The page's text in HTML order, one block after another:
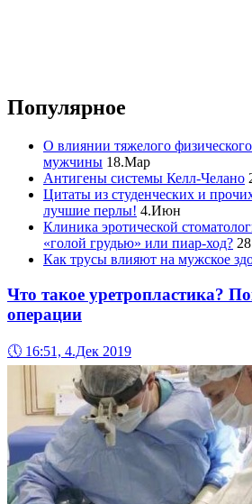
Популярное
О влиянии тяжелого физического
мужчины 18.Мар
Антигены системы Келл-Челано
Цитаты из студенческих и
лучшие перлы! 4.Июн
Клиника эротической
«голой грудью» или пиар-ход?
Как трусы влияют на мужское
Что такое уретропластика?
операции
🕔 16:51, 4.Дек 2019